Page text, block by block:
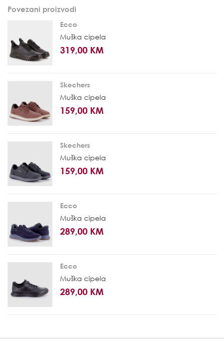
Povezani proizvodi
Ecco
Muška cipela
319,00 KM
Skechers
Muška cipela
159,00 KM
Skechers
Muška cipela
159,00 KM
Ecco
Muška cipela
289,00 KM
Ecco
Muška cipela
289,00 KM